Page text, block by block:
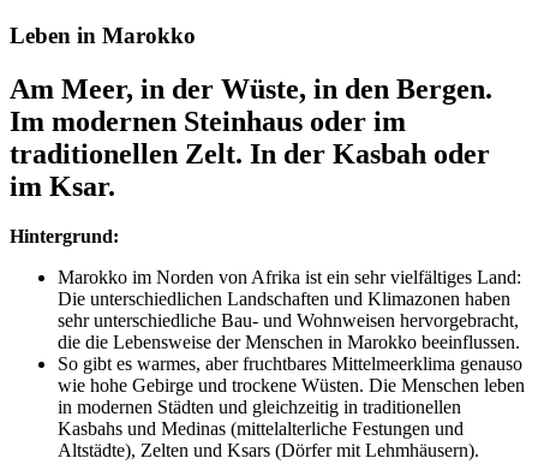
Leben in Marokko
Am Meer, in der Wüste, in den Bergen.
Im modernen Steinhaus oder im
traditionellen Zelt. In der Kasbah oder
im Ksar.
Hintergrund:
Marokko im Norden von Afrika ist ein sehr vielfältiges Land:
Die unterschiedlichen Landschaften und Klimazonen haben
sehr unterschiedliche Bau- und Wohnweisen hervorgebracht,
die die Lebensweise der Menschen in Marokko beeinflussen.
So gibt es warmes, aber fruchtbares Mittelmeerklima genauso
wie hohe Gebirge und trockene Wüsten. Die Menschen leben
in modernen Städten und gleichzeitig in traditionellen
Kasbahs und Medinas (mittelalterliche Festungen und
Altstädte), Zelten und Ksars (Dörfer mit Lehmhäusern).